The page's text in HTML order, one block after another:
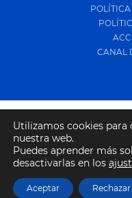
CANAL
Copyright © 2024 | TODOS LOS
Utilizamos cookies
nuestra web.
Puedes aprender más
desactivarlas en los
Aceptar Rechazar